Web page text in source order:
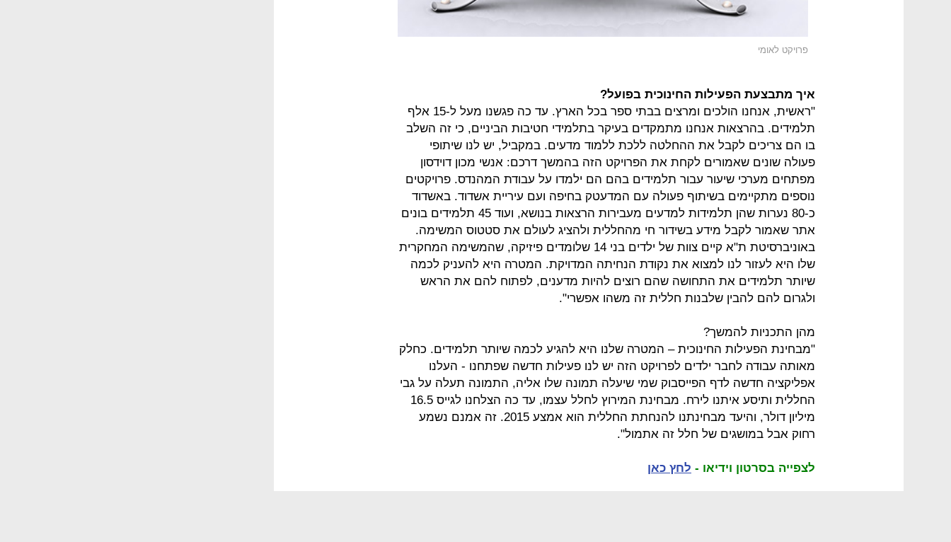
פרויקט לאומי
איך מתבצעת הפעילות החינוכית בפועל?
"ראשית, אנחנו הולכים ומרצים בבתי ספר בכל הארץ. עד כה פגשנו מעל ל-15 אלף
תלמידים. בהרצאות אנחנו מתמקדים בעיקר בתלמידי חטיבות הביניים, כי זה השלב
בו הם צריכים לקבל את ההחלטה ללכת ללמוד מדעים. במקביל, יש לנו שיתופי
פעולה שונים שאמורים לקחת את הפרויקט הזה בהמשך דרכם: אנשי מכון דוידסון
מפתחים מערכי שיעור עבור תלמידים בהם הם ילמדו על עבודת המהנדס. פרויקטים
נוספים מתקיימים בשיתוף פעולה עם המדעטק בחיפה ועם עיריית אשדוד. באשדוד
כ-80 נערות שהן תלמידות למדעים מעבירות הרצאות בנושא, ועוד 45 תלמידים בונים
אתר שאמור לקבל מידע בשידור חי מהחללית ולהציג לעולם את סטטוס המשימה.
באוניברסיטת ת"א קיים צוות של ילדים בני 14 שלומדים פיזיקה, שהמשימה המחקרית
שלו היא לעזור לנו למצוא את נקודת הנחיתה המדויקת. המטרה היא להעניק לכמה
שיותר תלמידים את התחושה שהם רוצים להיות מדענים, לפתוח להם את הראש
ולגרום להם להבין שלבנות חללית זה משהו אפשרי".
מהן התכניות להמשך?
"מבחינת הפעילות החינוכית – המטרה שלנו היא להגיע לכמה שיותר תלמידים. כחלק
מאותה עבודה לחבר ילדים לפרויקט הזה יש לנו פעילות חדשה שפתחנו - העלנו
אפליקציה חדשה לדף הפייסבוק שמי שיעלה תמונה שלו אליה, התמונה תעלה על גבי
החללית ותיסע איתנו לירח. מבחינת המירוץ לחלל עצמו, עד כה הצלחנו לגייס 16.5
מיליון דולר, והיעד מבחינתנו להנחתת החללית הוא אמצע 2015. זה אמנם נשמע
רחוק אבל במושגים של חלל זה אתמול".
לצפייה בסרטון וידיאו - לחץ כאן